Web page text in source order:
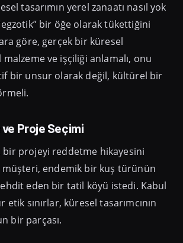
tasarımın yerel zanaatı nasıl yok
“egzotik” bir öğe olarak tükettiğini
göre, gerçek bir küresel
malzeme ve işçiliği anlamalı, onu
bir unsur olarak değil, kültürel bir
Proje Seçimi
bir projeyi reddetme hikayesini
müşteri, endemik bir kuş türünün
eden bir tatil köyü istedi. Kabul
etik sınırlar, küresel tasarımcının
bir parçası.